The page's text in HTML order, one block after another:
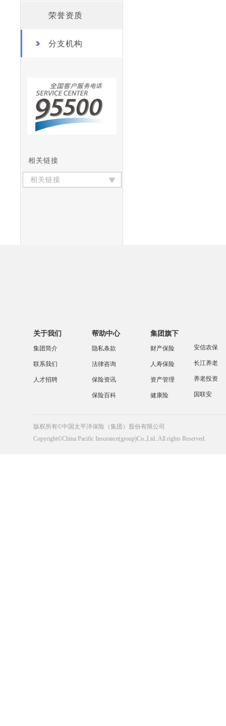
荣誉资质
分支机构
相关链接
相关链接
关于我们
集团简介
联系我们
人才招聘
帮助中心
隐私条款
法律咨询
保险资讯
保险百科
集团旗下
财产保险
人寿保险
资产管理
健康险
安信农保
长江养老
养老投资
国联安
版权所有©中国太平洋保险（集团）股份有限公司
Copyright©China Pacific Insurance(group)Co.,Ltd..All rights Reserved.